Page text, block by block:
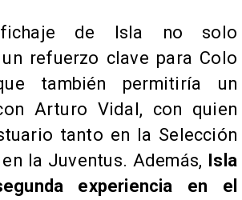
de Isla no solo
refuerzo clave para Colo
también permitiría un
Arturo Vidal, con quien
tanto en la Selección
la Juventus. Además, Isla
experiencia en el